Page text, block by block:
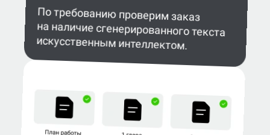
По требованию проверим заказ
на наличие сгенерированного текста
искусственным интеллектом.